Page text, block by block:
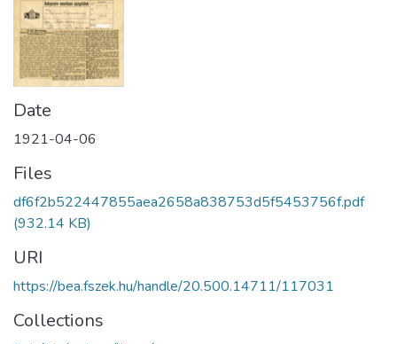
About us
Date
1921-04-06
Files
df6f2b522447855aea2658a838753d5f5453756f.pdf
(932.14 KB)
URI
https://bea.fszek.hu/handle/20.500.14711/117031
Collections